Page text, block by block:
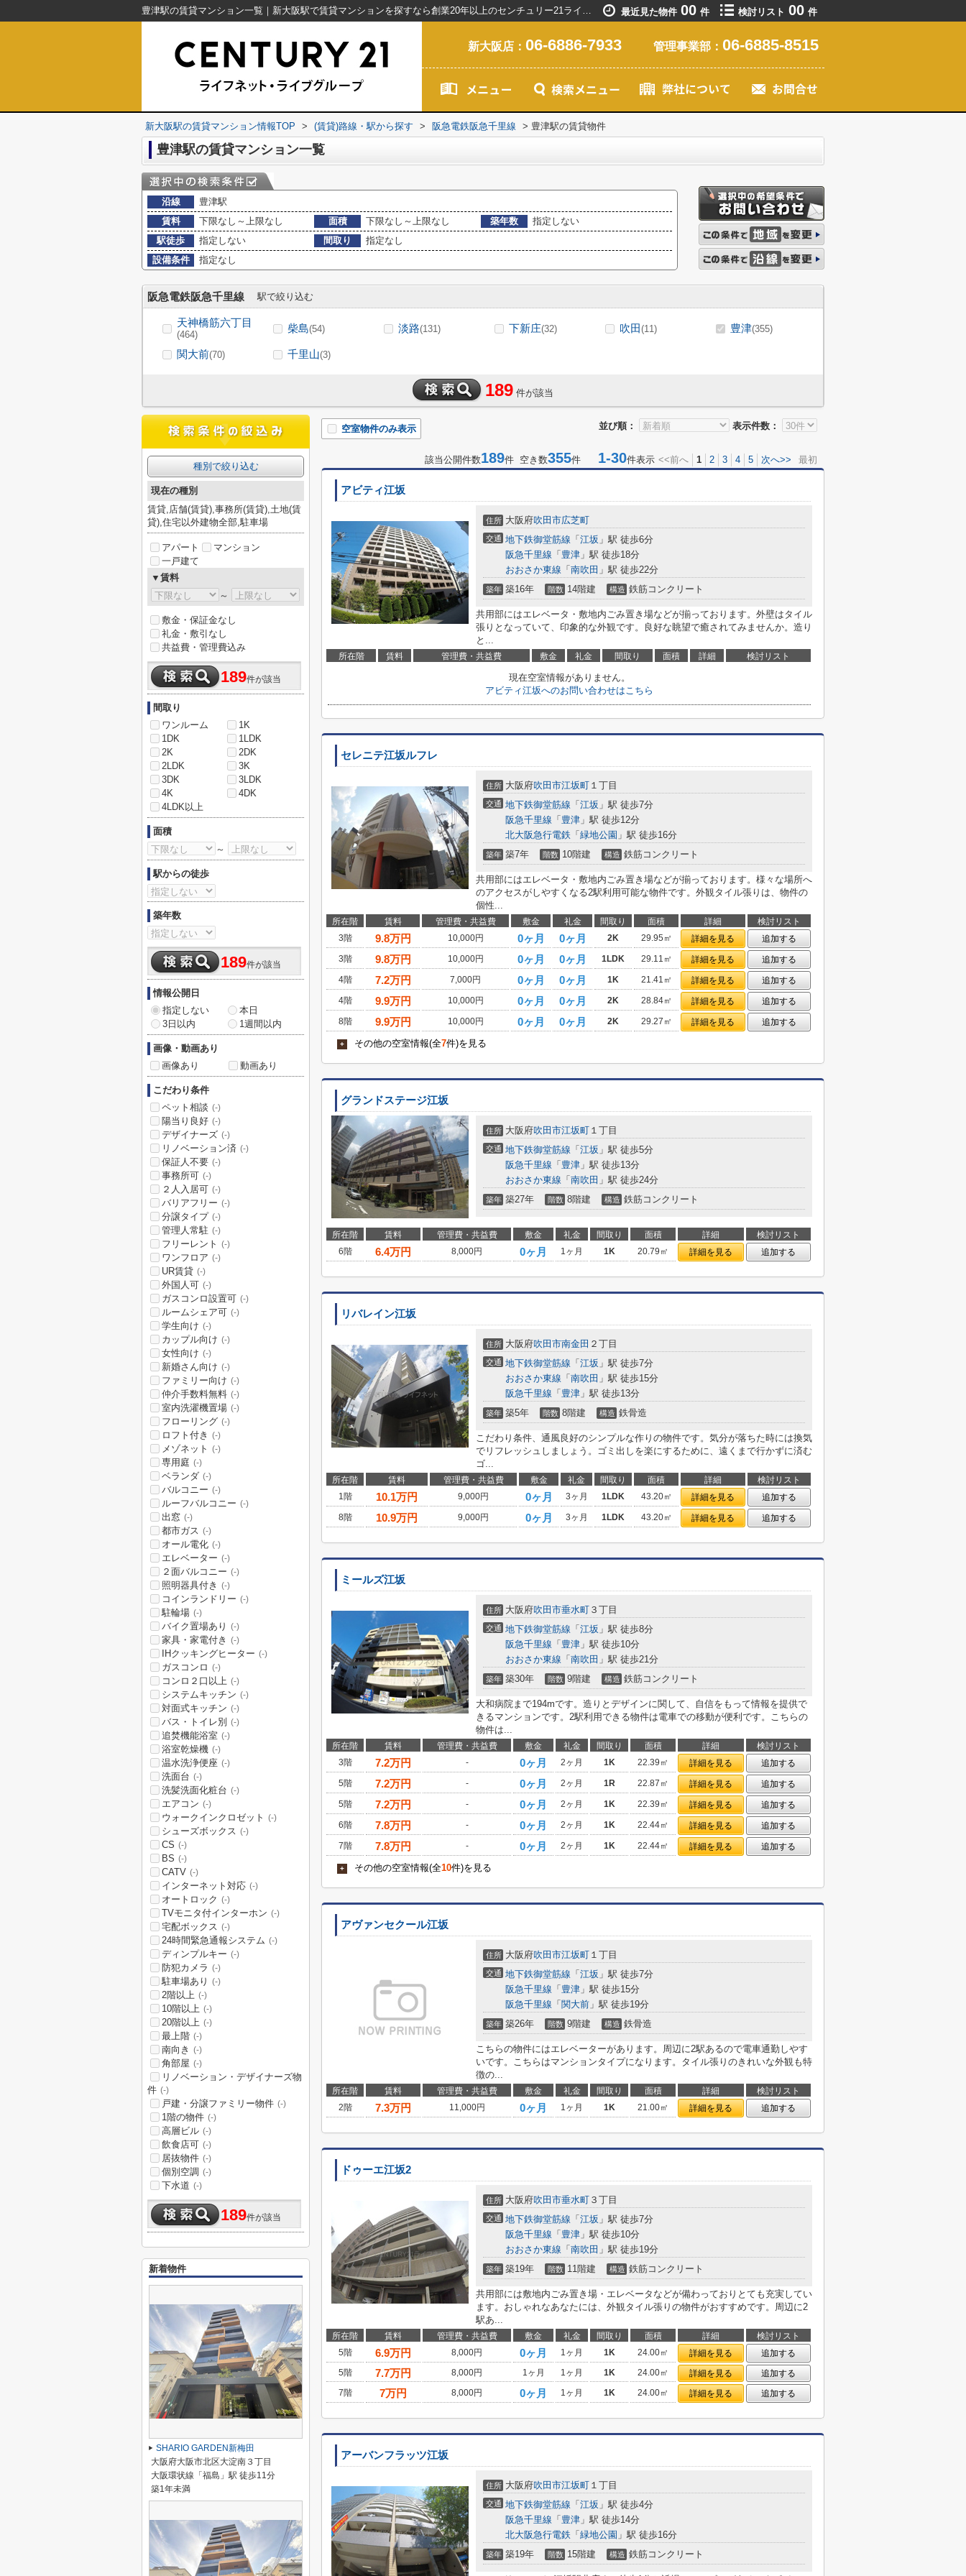
豊津駅の賃貸マンション一覧｜新大阪駅で賃貸マンションを探すなら創業20年以上のセンチュリー21ライフネット・ライブグループ 最近見た物件 00 件 検討リスト 00 件
新大阪店： 06-6886-7933 管理事業部： 06-6885-8515
新大阪駅の賃貸マンション情報TOP > (賃貸)路線・駅から探す > 阪急電鉄阪急千里線 > 豊津駅の賃貸物件
豊津駅の賃貸マンション一覧
沿線
豊津駅
賃料
下限なし～上限なし 面積 下限なし～上限なし 築年数
指定しない
駅徒歩
指定しない 間取り
指定なし
設備条件
指定なし
阪急電鉄阪急千里線 駅で絞り込む
天神橋筋六丁目
(464)
柴島(54) 淡路(131) 下新庄(32) 吹田(11) 豊津(355)
関大前(70) 千里山(3)
189 件が該当
並び順： 表示件数：
空室物件のみ表示
該当公開件数189件 空き数355件 1-30件表示 <<前へ 1 2 3 4 5 次へ>> 最初
アビティ江坂
住所 大阪府吹田市広芝町
交通 地下鉄御堂筋線 「 江坂 」駅 徒歩6分
阪急千里線 「 豊津 」駅 徒歩18分
おおさか東線 「 南吹田 」駅 徒歩22分
築年 築16年 階数 14階建 構造 鉄筋コンクリート
共用部にはエレベータ・敷地内ごみ置き場などが揃っております。外壁はタイル
張りとなっていて、印象的な外観です。良好な眺望で癒されてみませんか。造り
と...
所在階 賃料 管理費・共益費 敷金 礼金 間取り 面積 詳細 検討リスト
現在空室情報がありません。
アビティ江坂へのお問い合わせはこちら
セレニテ江坂ルフレ
住所 大阪府吹田市江坂町 １丁目
交通 地下鉄御堂筋線 「 江坂 」駅 徒歩7分
阪急千里線 「 豊津 」駅 徒歩12分
北大阪急行電鉄 「 緑地公園 」駅 徒歩16分
築年 築7年 階数 10階建 構造 鉄筋コンクリート
共用部にはエレベータ・敷地内ごみ置き場などが揃っております。様々な場所へ
のアクセスがしやすくなる2駅利用可能な物件です。外観タイル張りは、物件の
個性...
所在階 賃料 管理費・共益費 敷金 礼金 間取り 面積 詳細
検討リスト
3階
9.8万円 10,000円 0ヶ月 0ヶ月 2K 29.95㎡ 詳細を見る
追加する
3階
9.8万円 10,000円 0ヶ月 0ヶ月 1LDK 29.11㎡ 詳細を見る
追加する
4階
7.2万円 7,000円 0ヶ月 0ヶ月 1K 21.41㎡ 詳細を見る
追加する
4階
9.9万円 10,000円 0ヶ月 0ヶ月 2K 28.84㎡ 詳細を見る
追加する
8階
9.9万円 10,000円 0ヶ月 0ヶ月 2K 29.27㎡ 詳細を見る 追加する
+ その他の空室情報(全7件)を見る
グランドステージ江坂
住所 大阪府吹田市江坂町 １丁目
交通 地下鉄御堂筋線 「 江坂 」駅 徒歩5分
阪急千里線 「 豊津 」駅 徒歩13分
おおさか東線 「 南吹田 」駅 徒歩24分
築年 築27年 階数 8階建 構造 鉄筋コンクリート
所在階 賃料 管理費・共益費 敷金 礼金 間取り 面積 詳細
検討リスト
6階
6.4万円 8,000円 0ヶ月 1ヶ月 1K 20.79㎡ 詳細を見る 追加する
リバレイン江坂
住所 大阪府吹田市南金田 ２丁目
交通 地下鉄御堂筋線 「 江坂 」駅 徒歩7分
おおさか東線 「 南吹田 」駅 徒歩15分
阪急千里線 「 豊津 」駅 徒歩13分
築年 築5年 階数 8階建 構造 鉄骨造
こだわり条件、通風良好のシンプルな作りの物件です。気分が落ちた時には換気
でリフレッシュしましょう。ゴミ出しを楽にするために、遠くまで行かずに済む
ゴ...
所在階 賃料 管理費・共益費 敷金 礼金 間取り 面積 詳細
検討リスト
1階
10.1万円 9,000円 0ヶ月 3ヶ月 1LDK 43.20㎡ 詳細を見る
追加する
8階
10.9万円 9,000円 0ヶ月 3ヶ月 1LDK 43.20㎡ 詳細を見る 追加する
ミールズ江坂
住所 大阪府吹田市垂水町 ３丁目
交通 地下鉄御堂筋線 「 江坂 」駅 徒歩8分
阪急千里線 「 豊津 」駅 徒歩10分
おおさか東線 「 南吹田 」駅 徒歩21分
築年 築30年 階数 9階建 構造 鉄筋コンクリート
大和病院まで194mです。造りとデザインに関して、自信をもって情報を提供で
きるマンションです。2駅利用できる物件は電車での移動が便利です。こちらの
物件は...
所在階 賃料 管理費・共益費 敷金 礼金 間取り 面積 詳細
検討リスト
3階
7.2万円 - 0ヶ月 2ヶ月 1K 22.39㎡ 詳細を見る
追加する
5階
7.2万円 - 0ヶ月 2ヶ月 1R 22.87㎡ 詳細を見る
追加する
5階
7.2万円 - 0ヶ月 2ヶ月 1K 22.39㎡ 詳細を見る
追加する
6階
7.8万円 - 0ヶ月 2ヶ月 1K 22.44㎡ 詳細を見る
追加する
7階
7.8万円 - 0ヶ月 2ヶ月 1K 22.44㎡ 詳細を見る 追加する
+ その他の空室情報(全10件)を見る
アヴァンセクール江坂
住所 大阪府吹田市江坂町 １丁目
交通 地下鉄御堂筋線 「 江坂 」駅 徒歩7分
阪急千里線 「 豊津 」駅 徒歩15分
阪急千里線 「 関大前 」駅 徒歩19分
築年 築26年 階数 9階建 構造 鉄骨造
こちらの物件にはエレベーターがあります。周辺に2駅あるので電車通勤しやす
いです。こちらはマンションタイプになります。タイル張りのきれいな外観も特
徴の...
所在階 賃料 管理費・共益費 敷金 礼金 間取り 面積 詳細
検討リスト
2階
7.3万円 11,000円 0ヶ月 1ヶ月 1K 21.00㎡ 詳細を見る 追加する
ドゥーエ江坂2
住所 大阪府吹田市垂水町 ３丁目
交通 地下鉄御堂筋線 「 江坂 」駅 徒歩7分
阪急千里線 「 豊津 」駅 徒歩10分
おおさか東線 「 南吹田 」駅 徒歩19分
築年 築19年 階数 11階建 構造 鉄筋コンクリート
共用部には敷地内ごみ置き場・エレベータなどが備わっておりとても充実してい
ます。おしゃれなあなたには、外観タイル張りの物件がおすすめです。周辺に2
駅あ...
所在階 賃料 管理費・共益費 敷金 礼金 間取り 面積 詳細
検討リスト
5階
6.9万円 8,000円 0ヶ月 1ヶ月 1K 24.00㎡ 詳細を見る
追加する
5階
7.7万円 8,000円 1ヶ月 1ヶ月 1K 24.00㎡ 詳細を見る
追加する
7階
7万円 8,000円 0ヶ月 1ヶ月 1K 24.00㎡ 詳細を見る 追加する
アーバンフラッツ江坂
住所 大阪府吹田市江坂町 １丁目
交通 地下鉄御堂筋線 「 江坂 」駅 徒歩4分
阪急千里線 「 豊津 」駅 徒歩14分
北大阪急行電鉄 「 緑地公園 」駅 徒歩16分
築年 築19年 階数 15階建 構造 鉄筋コンクリート
種別で絞り込む
現在の種別
賃貸,店舗(賃貸),事務所(賃貸),土地(賃
貸),住宅以外建物全部,駐車場
アパート
マンション
一戸建て
▼賃料
～
敷金・保証金なし
礼金・敷引なし
共益費・管理費込み
189件が該当
間取り
ワンルーム
1K
1DK
1LDK
2K
2DK
2LDK
3K
3DK
3LDK
4K
4DK
4LDK以上
面積
～
駅からの徒歩
築年数
189件が該当
情報公開日
指定しない
本日
3日以内
1週間以内
画像・動画あり
画像あり
動画あり
こだわり条件
ペット相談 (-)
陽当り良好 (-)
デザイナーズ (-)
リノベーション済 (-)
保証人不要 (-)
事務所可 (-)
２人入居可 (-)
バリアフリー (-)
分譲タイプ (-)
管理人常駐 (-)
フリーレント (-)
ワンフロア (-)
UR賃貸 (-)
外国人可 (-)
ガスコンロ設置可 (-)
ルームシェア可 (-)
学生向け (-)
カップル向け (-)
女性向け (-)
新婚さん向け (-)
ファミリー向け (-)
仲介手数料無料 (-)
室内洗濯機置場 (-)
フローリング (-)
ロフト付き (-)
メゾネット (-)
専用庭 (-)
ベランダ (-)
バルコニー (-)
ルーフバルコニー (-)
出窓 (-)
都市ガス (-)
オール電化 (-)
エレベーター (-)
２面バルコニー (-)
照明器具付き (-)
コインランドリー (-)
駐輪場 (-)
バイク置場あり (-)
家具・家電付き (-)
IHクッキングヒーター (-)
ガスコンロ (-)
コンロ２口以上 (-)
システムキッチン (-)
対面式キッチン (-)
バス・トイレ別 (-)
追焚機能浴室 (-)
浴室乾燥機 (-)
温水洗浄便座 (-)
洗面台 (-)
洗髪洗面化粧台 (-)
エアコン (-)
ウォークインクロゼット (-)
シューズボックス (-)
CS (-)
BS (-)
CATV (-)
インターネット対応 (-)
オートロック (-)
TVモニタ付インターホン (-)
宅配ボックス (-)
24時間緊急通報システム (-)
ディンプルキー (-)
防犯カメラ (-)
駐車場あり (-)
2階以上 (-)
10階以上 (-)
20階以上 (-)
最上階 (-)
南向き (-)
角部屋 (-)
リノベーション・デザイナーズ物
件 (-)
戸建・分譲ファミリー物件 (-)
1階の物件 (-)
高層ビル (-)
飲食店可 (-)
居抜物件 (-)
個別空調 (-)
下水道 (-)
189件が該当
新着物件
SHARIO GARDEN新梅田
大阪府大阪市北区大淀南３丁目
大阪環状線「福島」駅 徒歩11分
築1年未満